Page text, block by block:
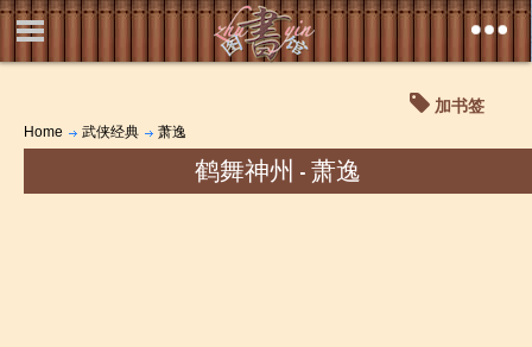
加书签
Home 武侠经典 萧逸
鹤舞神州 - 萧逸